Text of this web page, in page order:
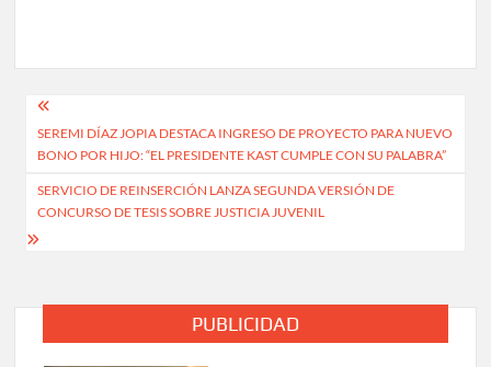
Navegación
de
entradas
SEREMI DÍAZ JOPIA DESTACA INGRESO DE PROYECTO PARA NUEVO
BONO POR HIJO: “EL PRESIDENTE KAST CUMPLE CON SU PALABRA”
SERVICIO DE REINSERCIÓN LANZA SEGUNDA VERSIÓN DE
CONCURSO DE TESIS SOBRE JUSTICIA JUVENIL
PUBLICIDAD